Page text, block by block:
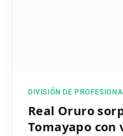
DIVISIÓN DE
Real Oruro
Tomayapo con